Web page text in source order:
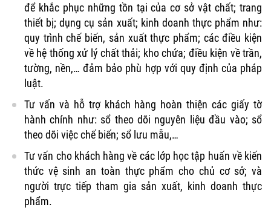
để khắc phục những tồn tại của cơ sở vật chất; trang
thiết bị; dụng cụ sản xuất; kinh doanh thực phẩm như:
quy trình chế biến, sản xuất thực phẩm; các điều kiện
về hệ thống xử lý chất thải; kho chứa; điều kiện về trần,
tường, nền,… đảm bảo phù hợp với quy định của pháp
luật.
Tư vấn và hỗ trợ khách hàng hoàn thiện các giấy tờ
hành chính như: sổ theo dõi nguyên liệu đầu vào; sổ
theo dõi việc chế biến; sổ lưu mẫu,…
Tư vấn cho khách hàng về các lớp học tập huấn về kiến
thức vệ sinh an toàn thực phẩm cho chủ cơ sở; và
người trực tiếp tham gia sản xuất, kinh doanh thực
phẩm.